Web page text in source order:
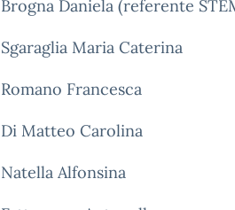
Brogna Daniela (referente
Sgaraglia Maria Caterina
Romano Francesca
Di Matteo Carolina
Natella Alfonsina